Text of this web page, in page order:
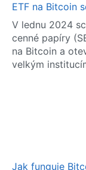
ETF na Bitcoin
V lednu 2024
cenné papíry
na Bitcoin a
velkým
Jak funguje